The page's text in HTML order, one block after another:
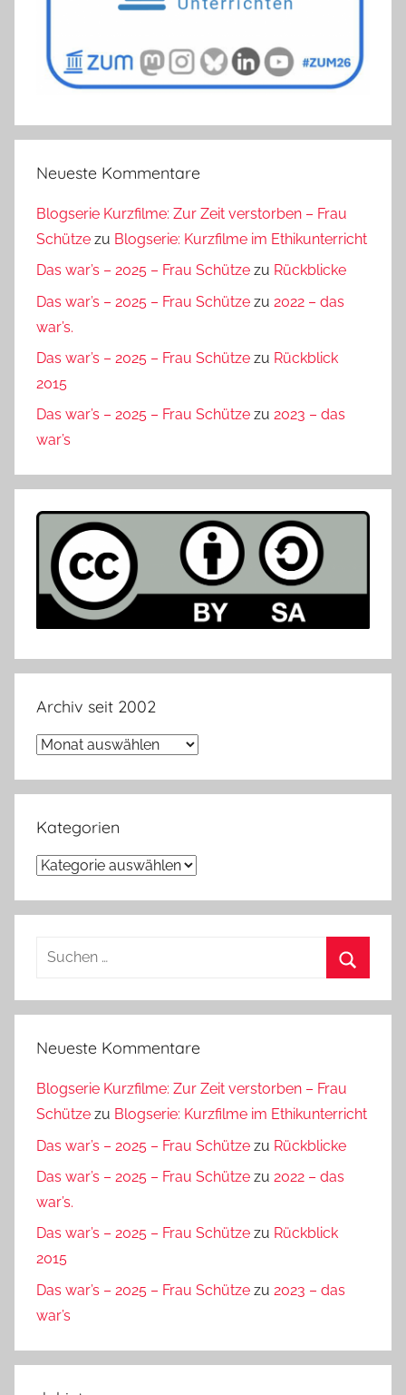
Neueste Kommentare
Blogserie Kurzfilme: Zur Zeit verstorben – Frau
Schütze zu Blogserie: Kurzfilme im Ethikunterricht
Das war’s – 2025 – Frau Schütze zu Rückblicke
Das war’s – 2025 – Frau Schütze zu 2022 – das
war’s.
Das war’s – 2025 – Frau Schütze zu Rückblick
2015
Das war’s – 2025 – Frau Schütze zu 2023 – das
war’s
Archiv seit 2002
Archiv
2002
Kategorien
Kategorien
Suchen
Neueste Kommentare
Blogserie Kurzfilme: Zur Zeit verstorben – Frau
Schütze zu Blogserie: Kurzfilme im Ethikunterricht
Das war’s – 2025 – Frau Schütze zu Rückblicke
Das war’s – 2025 – Frau Schütze zu 2022 – das
war’s.
Das war’s – 2025 – Frau Schütze zu Rückblick
2015
Das war’s – 2025 – Frau Schütze zu 2023 – das
war’s